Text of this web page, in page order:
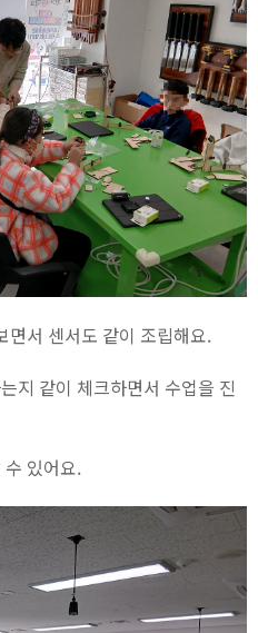
면서 센서도 같이 조립해요.
지 같이 체크하면서 수업을 진
있어요.